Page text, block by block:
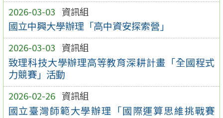
2026-03-03 資訊組
國立中興大學辦理「高中資安探索營」
2026-03-03 資訊組
致理科技大學辦理高等教育深耕計畫「全國程式
力競賽」活動
2026-02-26 資訊組
國立臺灣師範大學辦理「國際運算思維挑戰賽